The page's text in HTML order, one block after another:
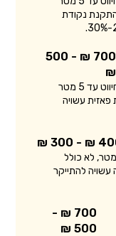
נקודת
700 ₪ - 500
₪
המחיר מתייחס לנקודת חשמל חד פאזית ולחיווט עד 5 מטר
עשויה
400 ₪ -
המחיר מתייחס להזזת שקע או מפסק עד 3 מטר, לא כולל
להתייקר
700 ₪ -
500 ₪